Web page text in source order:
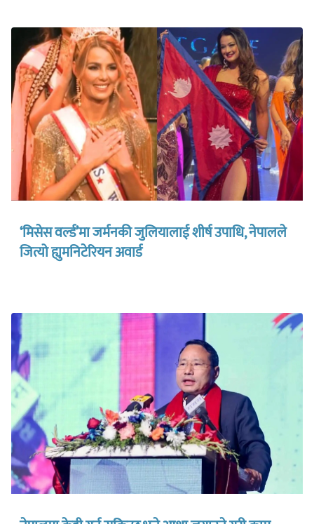
‘मिसेस वर्ल्ड’मा जर्मनकी जुलियालाई शीर्ष उपाधि, नेपालले
जित्यो ह्युमनिटेरियन अवार्ड